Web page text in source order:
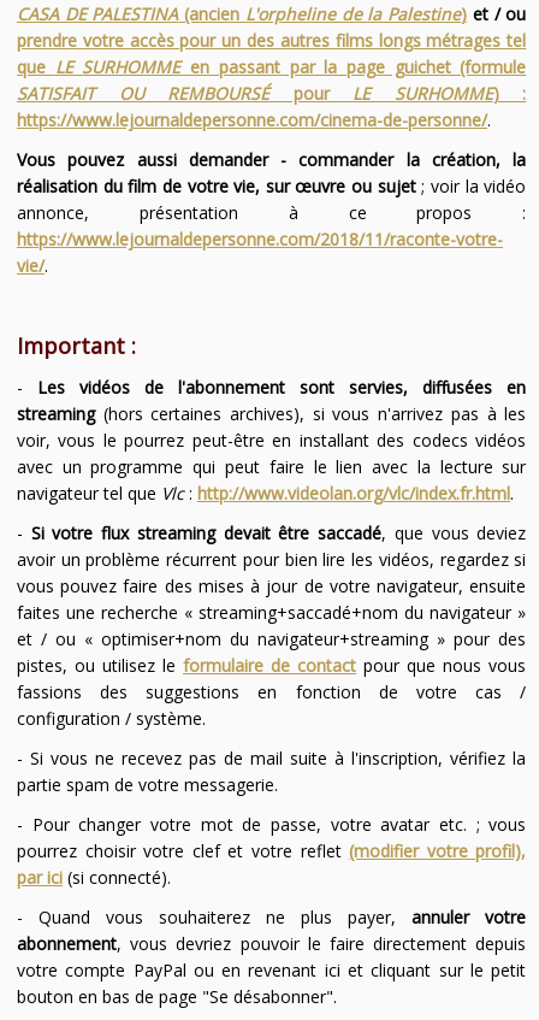
CASA DE PALESTINA(ancien L'orpheline de la Palestine) et / ou
prendre votre accès pour un des autres films longs métrages tel
que LE SURHOMMEen passant par la page guichet (formule
SATISFAIT OU REMBOURSÉpour LE SURHOMME) :
https://www.lejournaldepersonne.com/cinema-de-personne/.
Vous pouvez aussi demander - commander la création, la
réalisation du film de votre vie, sur œuvre ou sujet; voir la vidéo
annonce, présentation à ce propos :
https://www.lejournaldepersonne.com/2018/11/raconte-votre-
vie/.
Important :
- Les vidéos de l'abonnement sont servies, diffusées en
streaming(hors certaines archives), si vous n'arrivez pas à les
voir, vous le pourrez peut-être en installant des codecs vidéos
avec un programme qui peut faire le lien avec la lecture sur
navigateur tel que Vlc: http://www.videolan.org/vlc/index.fr.html.
- Si votre flux streaming devait être saccadé, que vous deviez
avoir un problème récurrent pour bien lire les vidéos, regardez si
vous pouvez faire des mises à jour de votre navigateur, ensuite
faites une recherche « streaming+saccadé+nom du navigateur »
et / ou « optimiser+nom du navigateur+streaming » pour des
pistes, ou utilisez leformulaire de contact pour que nous vous
fassions des suggestions en fonction de votre cas /
configuration / système.
- Si vous ne recevez pas de mail suite à l'inscription, vérifiez la
partie spam de votre messagerie.
- Pour changer votre mot de passe, votre avatar etc. ; vous
pourrez choisir votre clef et votre reflet(modifier votre profil),
par ici(si connecté).
- Quand vous souhaiterez ne plus payer,annuler votre
abonnement, vous devriez pouvoir le faire directement depuis
votre compte PayPal ou en revenant ici et cliquant sur le petit
bouton en bas de page "Se désabonner".